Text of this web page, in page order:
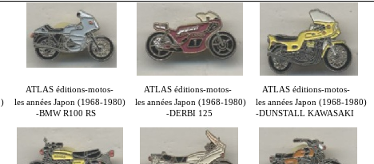
ATLAS éditions-motos-
les années Japon (1968-1980)
-BMW R100 RS
ATLAS éditions-motos-
les années Japon (1968-1980)
-DERBI 125
ATLAS éditions-motos-
les années Japon (1968-1980)
-DUNSTALL KAWASAKI